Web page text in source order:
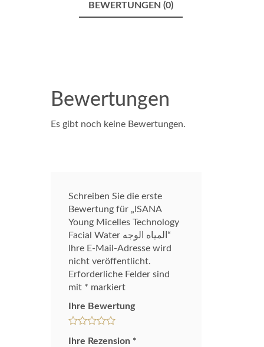
BEWERTUNGEN (0)
Bewertungen
Es gibt noch keine Bewertungen.
Schreiben Sie die erste
Bewertung für „ISANA
Young Micelles Technology
Facial Water المياه الوجه“
Ihre E-Mail-Adresse wird
nicht veröffentlicht.
Erforderliche Felder sind
mit * markiert
Ihre Bewertung
Ihre Rezension *